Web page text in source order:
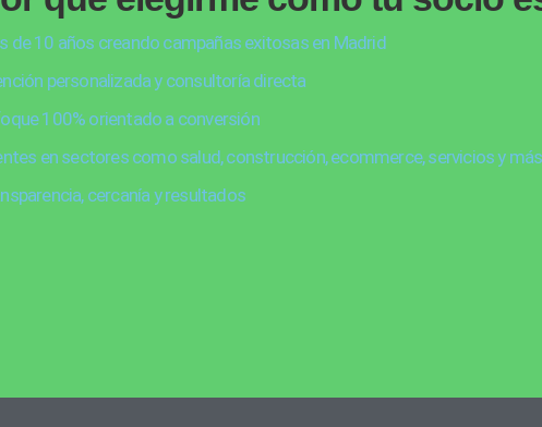
de 10 años creando campañas exitosas en Madrid
personalizada y consultoría directa
100% orientado a conversión
en sectores como salud, construcción, ecommerce, servicios y más
cercanía y resultados